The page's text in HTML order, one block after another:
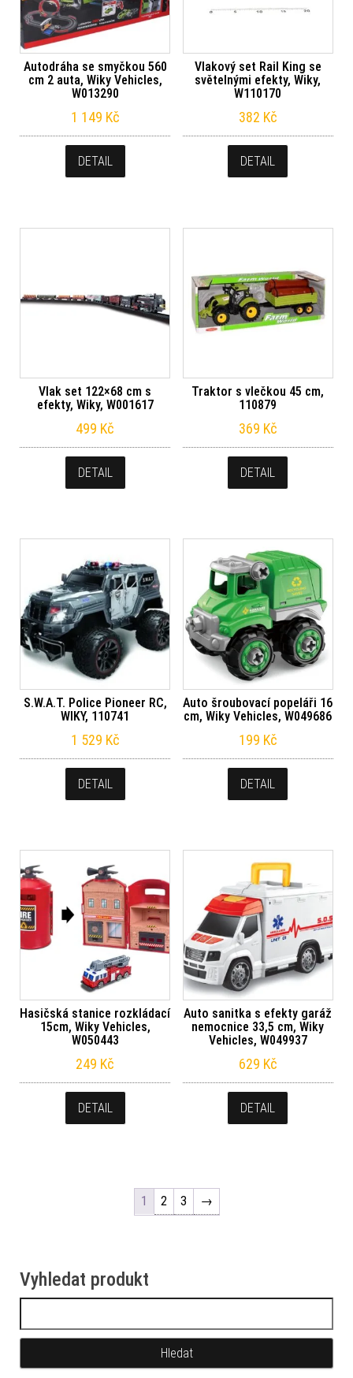
Autodráha se smyčkou 560
cm 2 auta, Wiky Vehicles,
W013290
1 149 Kč
DETAIL
Vlakový set Rail King se
světelnými efekty, Wiky,
W110170
382 Kč
DETAIL
Vlak set 122×68 cm s
efekty, Wiky, W001617
499 Kč
DETAIL
Traktor s vlečkou 45 cm,
110879
369 Kč
DETAIL
S.W.A.T. Police Pioneer RC,
WIKY, 110741
1 529 Kč
DETAIL
Auto šroubovací popeláři 16
cm, Wiky Vehicles, W049686
199 Kč
DETAIL
Hasičská stanice rozkládací
15cm, Wiky Vehicles,
W050443
249 Kč
DETAIL
Auto sanitka s efekty garáž
nemocnice 33,5 cm, Wiky
Vehicles, W049937
629 Kč
DETAIL
1 2 3 →
Vyhledat produkt